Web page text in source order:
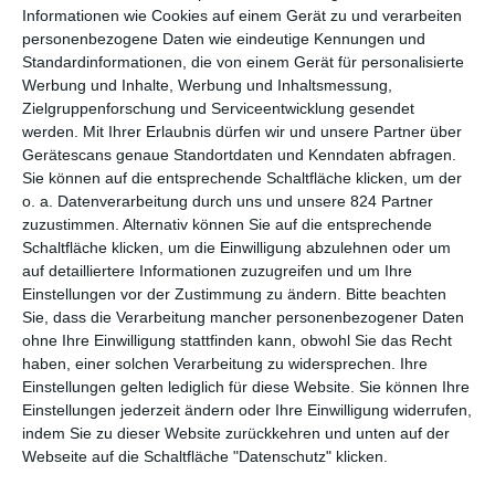
Informationen wie Cookies auf einem Gerät zu und verarbeiten
personenbezogene Daten wie eindeutige Kennungen und
Standardinformationen, die von einem Gerät für personalisierte
Werbung und Inhalte, Werbung und Inhaltsmessung,
Zielgruppenforschung und Serviceentwicklung gesendet
werden.
Mit Ihrer Erlaubnis dürfen wir und unsere Partner über
Gerätescans genaue Standortdaten und Kenndaten abfragen.
Sie können auf die entsprechende Schaltfläche klicken, um der
o. a. Datenverarbeitung durch uns und unsere 824 Partner
zuzustimmen. Alternativ können Sie auf die entsprechende
Schaltfläche klicken, um die Einwilligung abzulehnen oder um
auf detailliertere Informationen zuzugreifen und um Ihre
Einstellungen vor der Zustimmung zu ändern.
Bitte beachten
Sie, dass die Verarbeitung mancher personenbezogener Daten
ohne Ihre Einwilligung stattfinden kann, obwohl Sie das Recht
haben, einer solchen Verarbeitung zu widersprechen. Ihre
Einstellungen gelten lediglich für diese Website. Sie können Ihre
Einstellungen jederzeit ändern oder Ihre Einwilligung widerrufen,
indem Sie zu dieser Website zurückkehren und unten auf der
Webseite auf die Schaltfläche "Datenschutz" klicken.
halten. Der westliche Film
wechselt lediglich die
Schauspieler aus, ansonsten
bleibt alles beim Alten.
Im Streifen aus Hongkong geht es genauso um zwei Bullen, die
ein doppeltes Spiel treiben. Zum einen der Muster-Beamte,
Inspektor Lau Kin Ming (Andy Lau), der wichtige
Informationen an die Triaden weitergibt, zum anderen der
Undercover-Mann Chan Wing-Yan (Tony Leung Chiu-Wai
der die Mafia ausspioniert. Natürlich kann das nicht auf Dauer
gut gehen und schon bald werden im Polizeirevier bzw. in der
Gangsterbande die Maulwürfe gesucht, doch ohne Erfolg.
Schlussendlich kommt es zum face-to-face zwischen den
beiden Falschspielern …
Witzigerweise dauert das Original nur ca. 100 Minuten und ist
im Vergleich zum US-Streifen also ganze 50 Minuten kürzer.
Dennoch fehlt dem Produkt aus Asien rein gar nichts, sondern